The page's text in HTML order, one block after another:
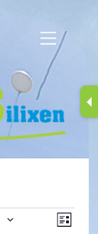
Menu
L